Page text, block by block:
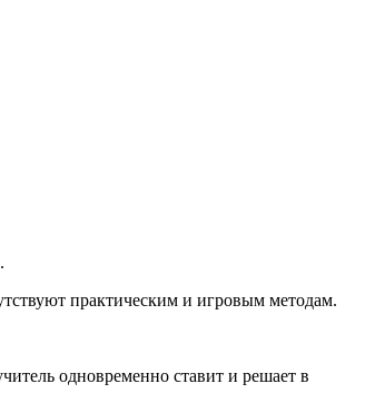
практическим и игровым методам.
одновременно ставит и решает в